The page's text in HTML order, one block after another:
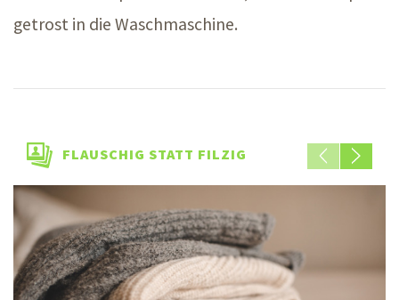
getrost in die Waschmaschine.
FLAUSCHIG STATT FILZIG